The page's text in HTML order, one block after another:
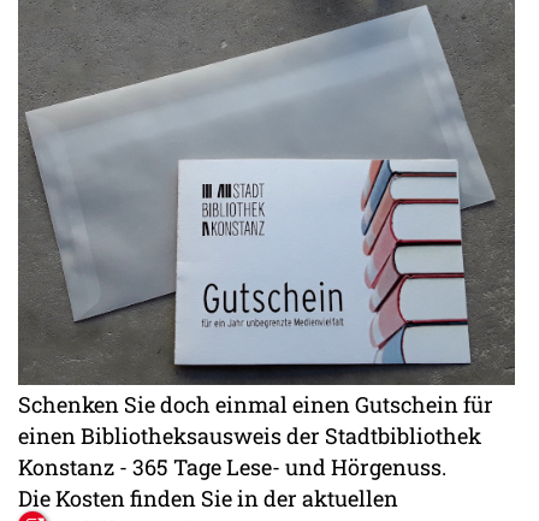
Schenken Sie doch einmal einen Gutschein für
einen Bibliotheksausweis der Stadtbibliothek
Konstanz - 365 Tage Lese- und Hörgenuss.
Die Kosten finden Sie in der aktuellen